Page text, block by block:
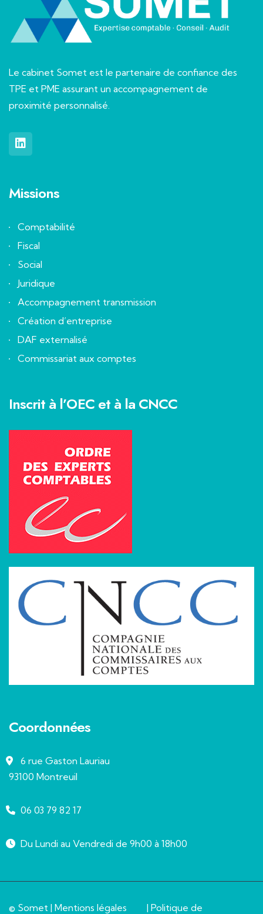
Le cabinet Somet est le partenaire de confiance des
TPE et PME assurant un accompagnement de
proximité personnalisé.
Missions
Comptabilité
Fiscal
Social
Juridique
Accompagnement transmission
Création d’entreprise
DAF externalisé
Commissariat aux comptes
Inscrit à l’OEC et à la CNCC
Coordonnées
6 rue Gaston Lauriau
93100 Montreuil
06 03 79 82 17
Du Lundi au Vendredi de 9h00 à 18h00
© Somet | Mentions légales | Politique de